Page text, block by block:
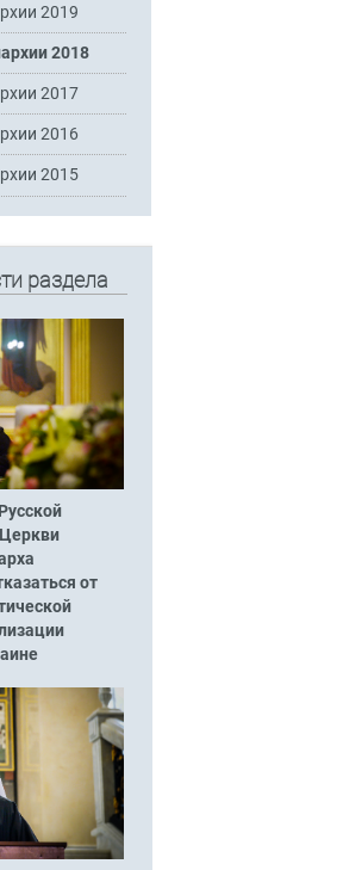
2019
2018
2017
2016
2015
раздела
от